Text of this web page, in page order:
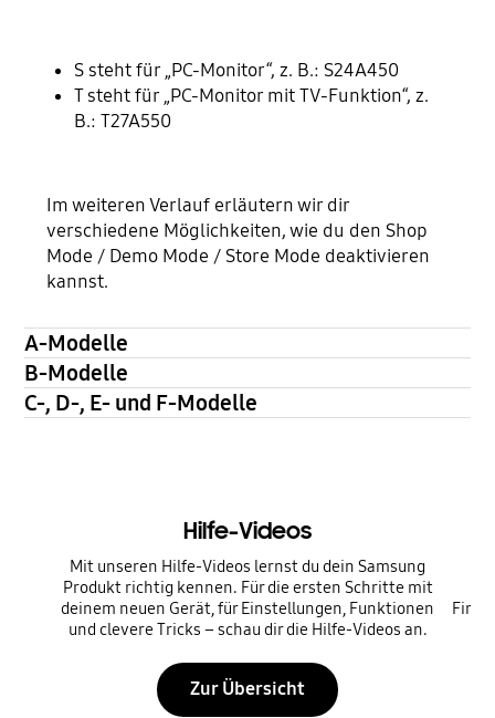
S steht für „PC-Monitor“, z. B.: S24A450
T steht für „PC-Monitor mit TV-Funktion“, z.
B.: T27A550
Im weiteren Verlauf erläutern wir dir
verschiedene Möglichkeiten, wie du den Shop
Mode / Demo Mode / Store Mode deaktivieren
kannst.
A-Modelle
B-Modelle
C-, D-, E- und F-Modelle
Hilfe-Videos
Mit unseren Hilfe-Videos lernst du dein Samsung
Produkt richtig kennen. Für die ersten Schritte mit
deinem neuen Gerät, für Einstellungen, Funktionen
und clevere Tricks – schau dir die Hilfe-Videos an.
Zur Übersicht